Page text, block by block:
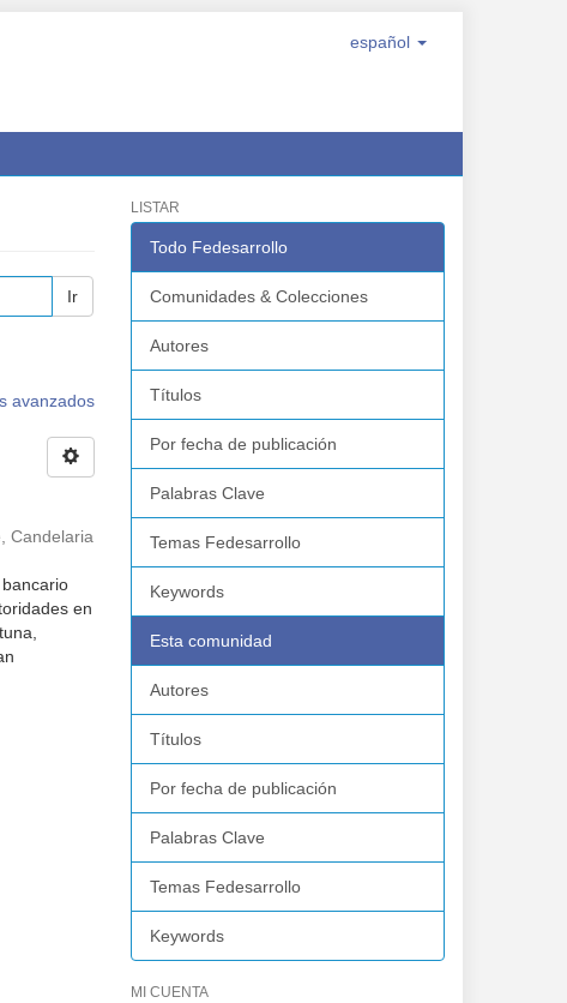
español
Ir
avanzados
Candelaria
en
LISTAR
Todo Fedesarrollo
Comunidades & Colecciones
Autores
Títulos
Por fecha de publicación
Palabras Clave
Temas Fedesarrollo
Keywords
Esta comunidad
Autores
Títulos
Por fecha de publicación
Palabras Clave
Temas Fedesarrollo
Keywords
MI CUENTA